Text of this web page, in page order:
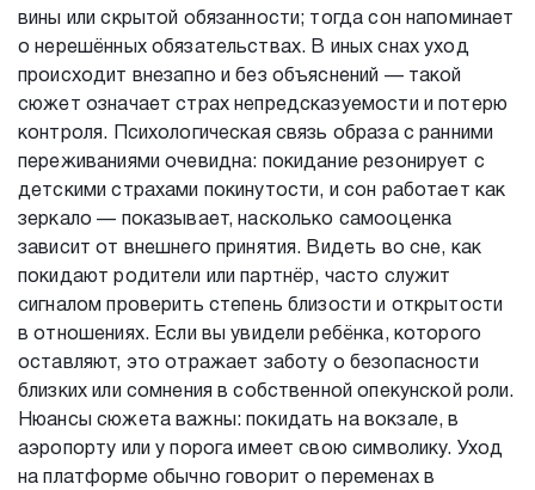
вины или скрытой обязанности; тогда сон напоминает
о нерешённых обязательствах. В иных снах уход
происходит внезапно и без объяснений — такой
сюжет означает страх непредсказуемости и потерю
контроля. Психологическая связь образа с ранними
переживаниями очевидна: покидание резонирует с
детскими страхами покинутости, и сон работает как
зеркало — показывает, насколько самооценка
зависит от внешнего принятия. Видеть во сне, как
покидают родители или партнёр, часто служит
сигналом проверить степень близости и открытости
в отношениях. Если вы увидели ребёнка, которого
оставляют, это отражает заботу о безопасности
близких или сомнения в собственной опекунской роли.
Нюансы сюжета важны: покидать на вокзале, в
аэропорту или у порога имеет свою символику. Уход
на платформе обычно говорит о переменах в